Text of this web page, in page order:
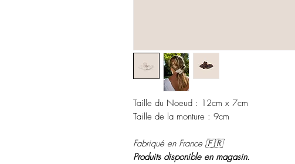
Taille du Noeud : 12cm x 7cm
Taille de la monture : 9cm
Fabriqué en France 🇫🇷
Produits disponible en magasin.